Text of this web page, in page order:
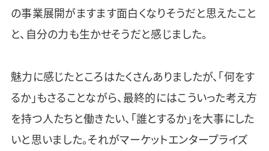
の事業展開がますます面白くなりそうだと思えたこと
と、自分の力も生かせそうだと感じました。
魅力に感じたところはたくさんありましたが、「何をす
るか」もさることながら、最終的にはこういった考え方
を持つ人たちと働きたい、「誰とするか」を大事にした
いと思いました。それがマーケットエンタープライズ